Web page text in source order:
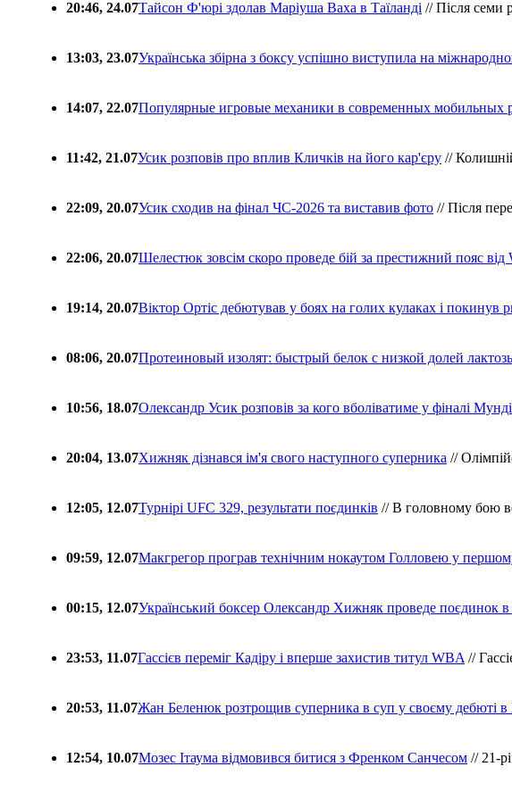
20:46, 24.07Тайсон Ф'юрі здолав Маріуша Ваха в Таїланді // Після семи
13:03, 23.07Українська збірна з боксу успішно виступила на
14:07, 22.07Популярные игровые механики в современных мобильных
11:42, 21.07Усик розповів про вплив Кличків на його кар'єру //
22:09, 20.07Усик сходив на фінал ЧС-2026 та виставив фото // Після
22:06, 20.07Шелестюк зовсім скоро проведе бій за престижний пояс від
19:14, 20.07Віктор Ортіс дебютував у боях на голих кулаках і
08:06, 20.07Протеиновый изолят: быстрый белок с низкой долей
10:56, 18.07Олександр Усик розповів за кого вболіватиме у фіналі
20:04, 13.07Хижняк дізнався ім'я свого наступного суперника //
12:05, 12.07Турнірі UFC 329, результати поєдинків // В головному бою
09:59, 12.07Макгрегор програв технічним нокаутом Голловею у
00:15, 12.07Український боксер Олександр Хижняк проведе поєдинок
23:53, 11.07Гассієв переміг Кадіру і вперше захистив титул WBA //
20:53, 11.07Жан Беленюк розтрощив суперника в суп у своєму дебюті
12:54, 10.07Мозес Ітаума відмовився битися з Френком Санчесом // 21-